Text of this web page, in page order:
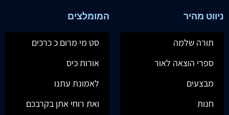
ניווט מהיר
תורה שלמה
ספרי הוצאה לאור
מבצעים
חנות
המומלצים
סט מי מרום כ כרכים
אורות כיס
לאמונת עתנו
ואת רוחי אתן בקרבכם